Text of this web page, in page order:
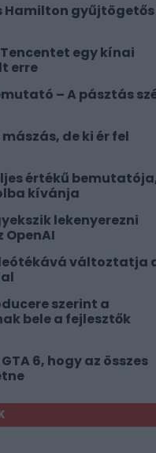
Hamilton gyűjtögetős
egy kínai
erre
– A pásztás
de ki ér fel
értékű
kívánja
lekenyerezni
változtatja
szerint a
bele a fejlesztők
6, hogy az összes